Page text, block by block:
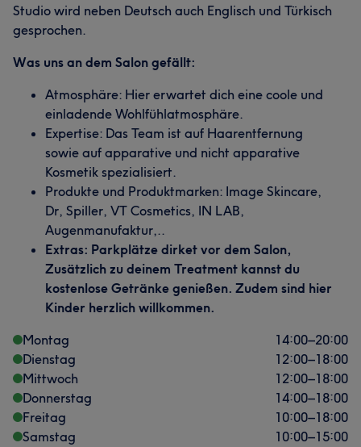
Studio wird neben Deutsch auch Englisch und Türkisch
gesprochen.
Was uns an dem Salon gefällt:
Atmosphäre: Hier erwartet dich eine coole und
einladende Wohlfühlatmosphäre.
Expertise: Das Team ist auf Haarentfernung
sowie auf apparative und nicht apparative
Kosmetik spezialisiert.
Produkte und Produktmarken: Image Skincare,
Dr, Spiller, VT Cosmetics, IN LAB,
Augenmanufaktur,..
Extras: Parkplätze dirket vor dem Salon,
Zusätzlich zu deinem Treatment kannst du
kostenlose Getränke genießen. Zudem sind hier
Kinder herzlich willkommen.
Montag
14:00–20:00
Dienstag
12:00–18:00
Mittwoch
12:00–18:00
Donnerstag
14:00–18:00
Freitag
10:00–18:00
Samstag
10:00–15:00